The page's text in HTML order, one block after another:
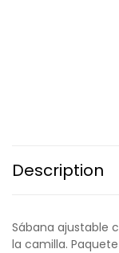
Description
Sábana ajustable
la camilla.